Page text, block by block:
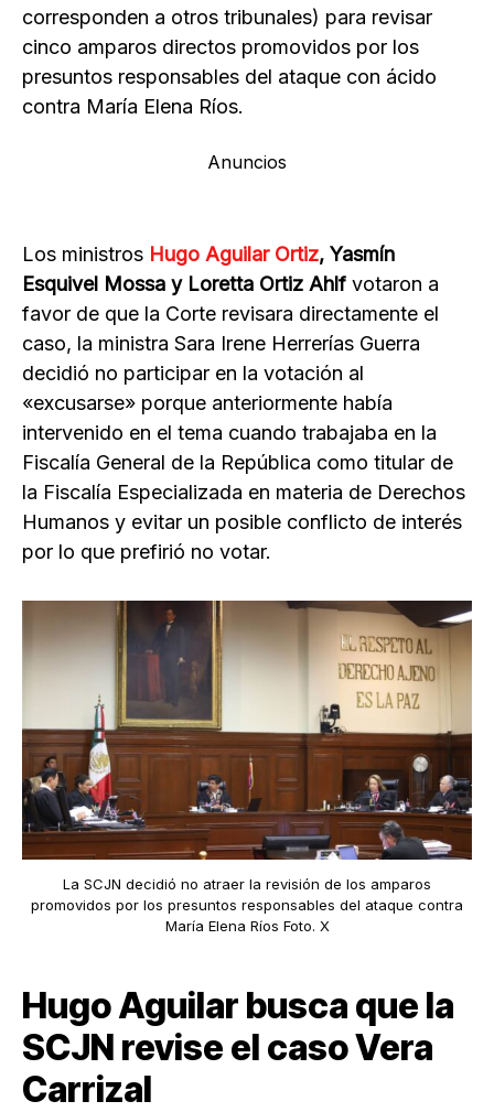
corresponden a otros tribunales) para revisar
cinco amparos directos promovidos por los
presuntos responsables del ataque con ácido
contra María Elena Ríos.
Anuncios
Los ministros Hugo Aguilar Ortiz, Yasmín
Esquivel Mossa y Loretta Ortiz Ahlf votaron a
favor de que la Corte revisara directamente el
caso, la ministra Sara Irene Herrerías Guerra
decidió no participar en la votación al
«excusarse» porque anteriormente había
intervenido en el tema cuando trabajaba en la
Fiscalía General de la República como titular de
la Fiscalía Especializada en materia de Derechos
Humanos y evitar un posible conflicto de interés
por lo que prefirió no votar.
La SCJN decidió no atraer la revisión de los amparos
promovidos por los presuntos responsables del ataque contra
María Elena Ríos Foto. X
Hugo Aguilar busca que la
SCJN revise el caso Vera
Carrizal